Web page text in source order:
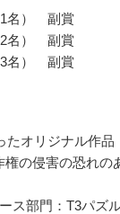
1名） 副賞
2名） 副賞
3名） 副賞
たオリジナル作品
の侵害の恐れの
ース部門：T3パズ